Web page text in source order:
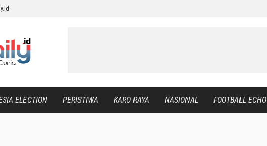
ELECTION PERISTIWA KARO RAYA NASIONAL FOOTBALL ECHO